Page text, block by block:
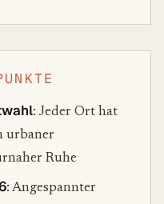
: Jeder Ort hat
urbaner
Ruhe
: Angespannter